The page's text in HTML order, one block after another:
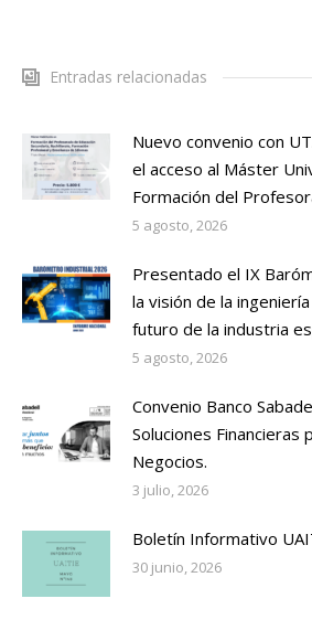
Entradas relacionadas
Nuevo convenio con
el acceso al Máster
Formación del
5 agosto, 2026
Presentado el IX
la visión de la
futuro de la industria
5 agosto, 2026
Convenio Banco
Soluciones Financieras
Negocios.
3 julio, 2026
Boletín Informativo
30 junio, 2026